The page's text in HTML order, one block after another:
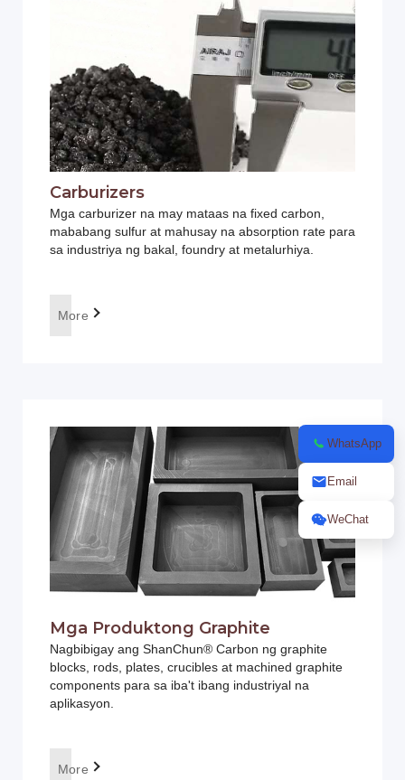
Carburizers
Mga carburizer na may mataas na fixed carbon,
mababang sulfur at mahusay na absorption rate para
sa industriya ng bakal, foundry at metalurhiya.
More
Mga Produktong Graphite
Nagbibigay ang ShanChun® Carbon ng graphite
blocks, rods, plates, crucibles at machined graphite
components para sa iba't ibang industriyal na
aplikasyon.
More
WhatsApp
Email
WeChat